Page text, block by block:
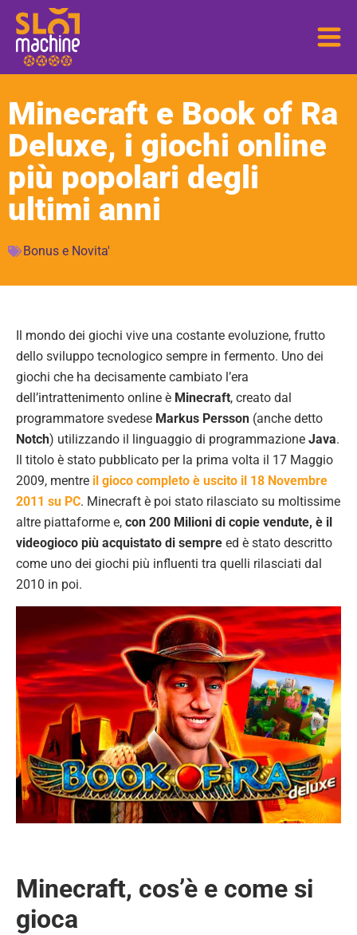
Minecraft e Book of Ra
Deluxe, i giochi online
più popolari degli
ultimi anni
Bonus e Novita'
Il mondo dei giochi vive una costante evoluzione, frutto
dello sviluppo tecnologico sempre in fermento. Uno dei
giochi che ha decisamente cambiato l’era
dell’intrattenimento online è Minecraft, creato dal
programmatore svedese Markus Persson (anche detto
Notch) utilizzando il linguaggio di programmazione Java.
Il titolo è stato pubblicato per la prima volta il 17 Maggio
2009, mentre il gioco completo è uscito il 18 Novembre
2011 su PC. Minecraft è poi stato rilasciato su moltissime
altre piattaforme e, con 200 Milioni di copie vendute, è il
videogioco più acquistato di sempre ed è stato descritto
come uno dei giochi più influenti tra quelli rilasciati dal
2010 in poi.
Minecraft, cos’è e come si
gioca